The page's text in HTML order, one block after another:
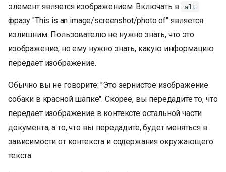
элемент является изображением. Включать в
alt
фразу "This is an image/screenshot/photo of" является
излишним. Пользователю не нужно знать, что это
изображение, но ему нужно знать, какую информацию
передает изображение.
Обычно вы не говорите: "Это зернистое изображение
собаки в красной шапке". Скорее, вы передадите то, что
передает изображение в контексте остальной части
документа, а то, что вы передадите, будет меняться в
зависимости от контекста и содержания окружающего
текста.